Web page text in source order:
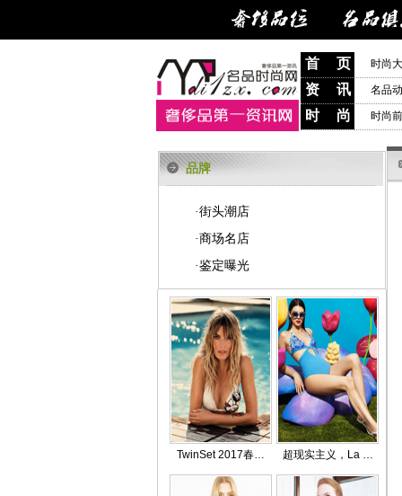
首 页 时尚
资 讯 名品
时 尚 时尚
品牌
·街头潮店
·商场名店
·鉴定曝光
TwinSet 2017春… 超现实主义，La …